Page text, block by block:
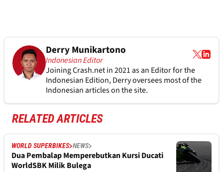
Derry Munikartono
Indonesian Editor
Joining Crash.net in 2021 as an Editor for the
Indonesian Edition, Derry oversees most of the
Indonesian articles on the site.
RELATED ARTICLES
WORLD SUPERBIKES NEWS
Dua Pembalap Memperebutkan Kursi Ducati
WorldSBK Milik Bulega